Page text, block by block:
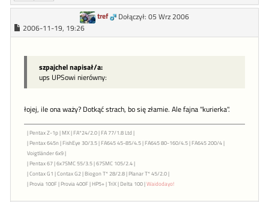
tref
Dołączył: 05 Wrz 2006
2006-11-19, 19:26
szpajchel napisał/a:
ups UPSowi nierówny:
łojej, ile ona waży? Dotkąć strach, bo się złamie. Ale fajna "kurierka".
| Pentax Z-1p | MX | FA*24/2.0 | FA 77/1.8 Ltd |
| Pentax 645n | FishEye 30/3.5 | FA645 45-85/4.5 | FA645 80-160/4.5 | FA645 200/4 |
Voigtländer 6x9 |
| Pentax 67 | 6x7SMC 55/3.5 | 67SMC 105/2.4 |
| Contax G1 | Contax G2 | Biogon T* 28/2.8 | Planar T* 45/2.0 |
| Provia 100F | Provia 400F | HP5+ | TriX | Delta 100 |Waidodayo!